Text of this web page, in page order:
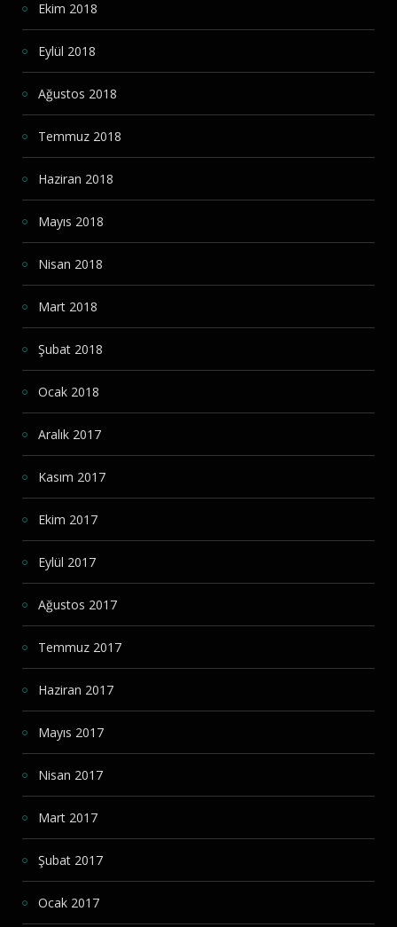
Ekim 2018
Eylül 2018
Ağustos 2018
Temmuz 2018
Haziran 2018
Mayıs 2018
Nisan 2018
Mart 2018
Şubat 2018
Ocak 2018
Aralık 2017
Kasım 2017
Ekim 2017
Eylül 2017
Ağustos 2017
Temmuz 2017
Haziran 2017
Mayıs 2017
Nisan 2017
Mart 2017
Şubat 2017
Ocak 2017